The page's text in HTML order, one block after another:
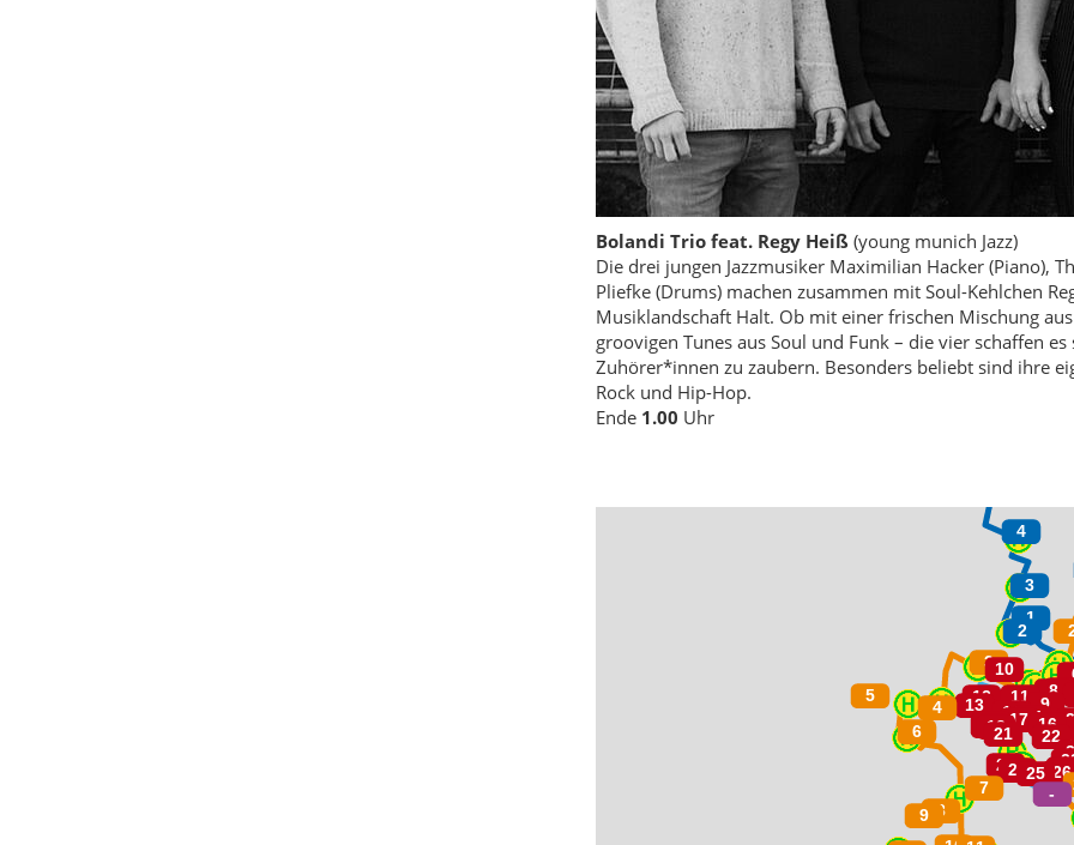
Bolandi Trio feat. Regy Heiß (young munich Jazz)
Die drei jungen Jazzmusiker Maximilian Hacker (Piano),
Pliefke (Drums) machen zusammen mit Soul-Kehlchen
Musiklandschaft Halt. Ob mit einer frischen Mischung
groovigen Tunes aus Soul und Funk – die vier schaffen
Zuhörer*innen zu zaubern. Besonders beliebt sind ihre
Rock und Hip-Hop.
Ende 1.00 Uhr